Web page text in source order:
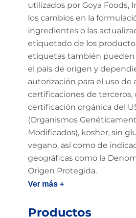
utilizados por Goya Foods,
los cambios en la
ingredientes o las
etiquetado de los
etiquetas también pueden
el país de origen y
autorización para el uso de
certificaciones de terceros,
certificación orgánica del
(Organismos
Modificados), kosher, sin
vegano, así como de
geográficas como la
Origen Protegida.
Ver más +
Productos